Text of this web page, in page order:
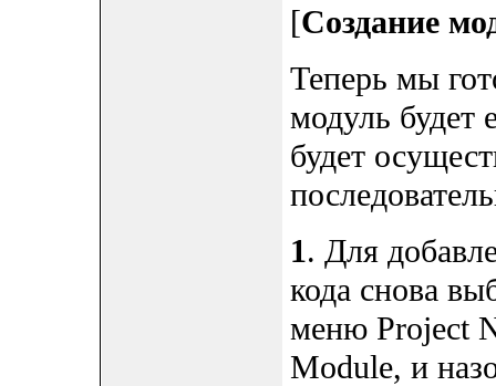
[Создание
Теперь мы
модуль будет
будет
1. Для
кода снова
меню Project
Module, и